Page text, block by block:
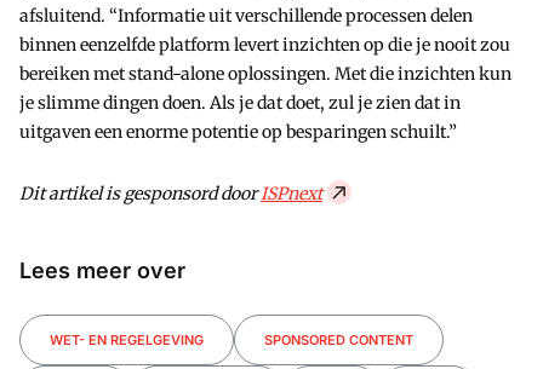
afsluitend. “Informatie uit verschillende processen delen
binnen eenzelfde platform levert inzichten op die je nooit zou
bereiken met stand-alone oplossingen. Met die inzichten kun
je slimme dingen doen. Als je dat doet, zul je zien dat in
uitgaven een enorme potentie op besparingen schuilt.”
Dit artikel is gesponsord doorISPnext
Lees meer over
WET- EN REGELGEVING SPONSORED CONTENT